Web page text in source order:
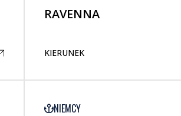
RAVENNA
KIERUNEK
NIEMCY